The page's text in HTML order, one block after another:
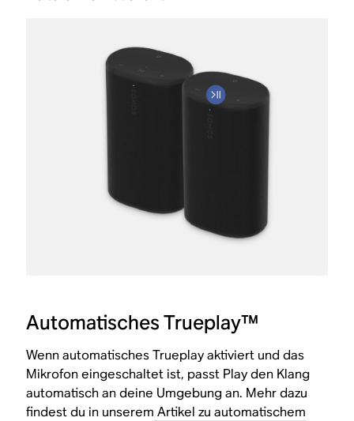
Automatisches Trueplay™
Wenn automatisches Trueplay aktiviert und das
Mikrofon eingeschaltet ist, passt Play den Klang
automatisch an deine Umgebung an. Mehr dazu
findest du in unserem Artikel zu automatischem